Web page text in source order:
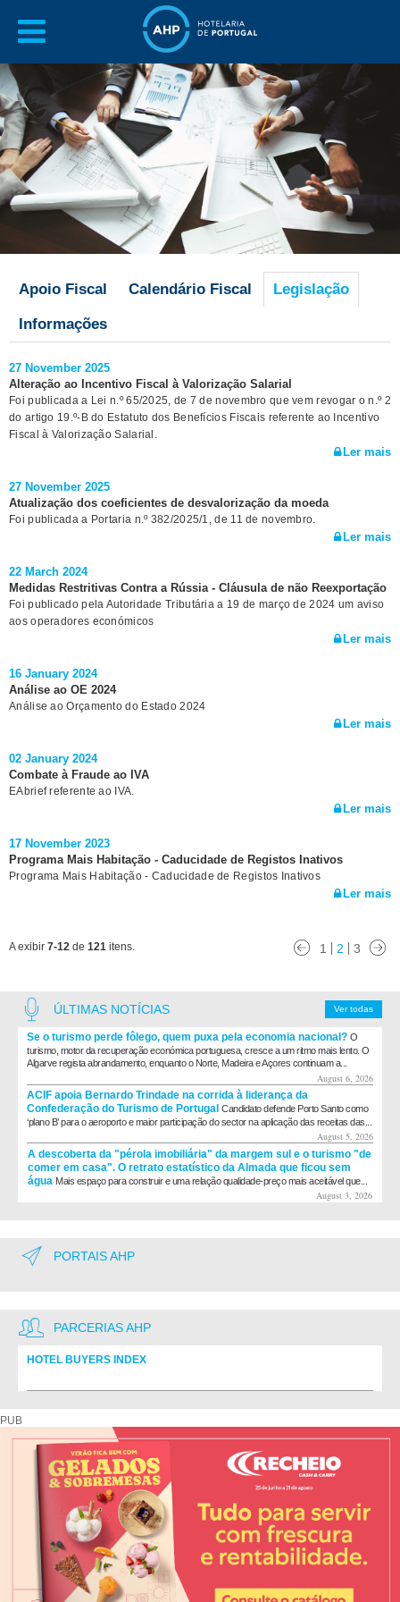
Apoio Fiscal Calendário Fiscal Legislação
Informações
27 November 2025
Alteração ao Incentivo Fiscal à Valorização Salarial
Foi publicada a Lei n.º 65/2025, de 7 de novembro que vem revogar o n.º 2
do artigo 19.º-B do Estatuto dos Benefícios Fiscais referente ao Incentivo
Fiscal à Valorização Salarial.
Ler mais
27 November 2025
Atualização dos coeficientes de desvalorização da moeda
Foi publicada a Portaria n.º 382/2025/1, de 11 de novembro.
Ler mais
22 March 2024
Medidas Restritivas Contra a Rússia - Cláusula de não Reexportação
Foi publicado pela Autoridade Tributária a 19 de março de 2024 um aviso
aos operadores económicos
Ler mais
16 January 2024
Análise ao OE 2024
Análise ao Orçamento do Estado 2024
Ler mais
02 January 2024
Combate à Fraude ao IVA
EAbrief referente ao IVA.
Ler mais
17 November 2023
Programa Mais Habitação - Caducidade de Registos Inativos
Programa Mais Habitação - Caducidade de Registos Inativos
Ler mais
A exibir 7-12 de 121 itens. 1 2 3
Ver todas
ÚLTIMAS NOTÍCIAS
Se o turismo perde fôlego, quem puxa pela economia nacional? O
turismo, motor da recuperação económica portuguesa, cresce a um ritmo mais lento. O
Algarve regista abrandamento, enquanto o Norte, Madeira e Açores continuam a...
August 6, 2026
ACIF apoia Bernardo Trindade na corrida à liderança da
Confederação do Turismo de Portugal Candidato defende Porto Santo como
‘plano B’ para o aeroporto e maior participação do sector na aplicação das receitas das...
August 5, 2026
A descoberta da "pérola imobiliária" da margem sul e o turismo "de
comer em casa". O retrato estatístico da Almada que ficou sem
água Mais espaço para construir e uma relação qualidade-preço mais aceitável que...
August 3, 2026
PORTAIS AHP
PARCERIAS AHP
HOTEL BUYERS INDEX
PUB